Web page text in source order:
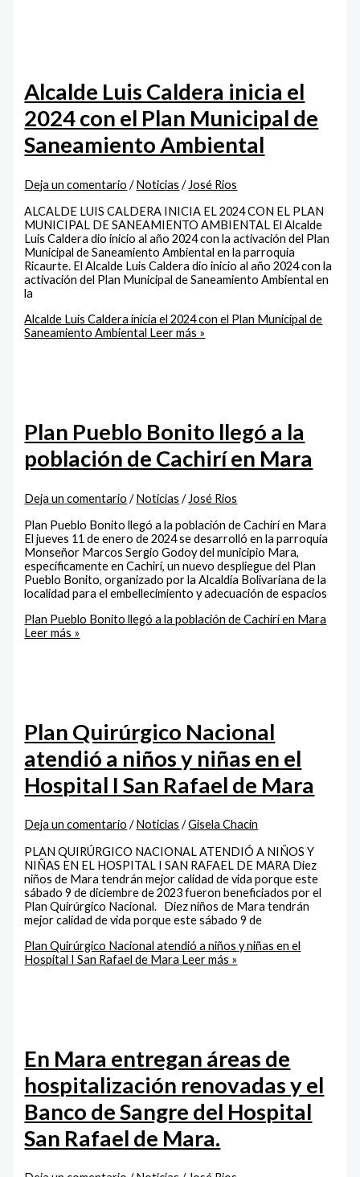
Alcalde Luis Caldera inicia el
2024 con el Plan Municipal de
Saneamiento Ambiental
Deja un comentario /Noticias / José Rios
ALCALDE LUIS CALDERA INICIA EL 2024 CON EL PLAN
MUNICIPAL DE SANEAMIENTO AMBIENTAL El Alcalde
Luis Caldera dio inicio al año 2024 con la activación del Plan
Municipal de Saneamiento Ambiental en la parroquia
Ricaurte. El Alcalde Luis Caldera dio inicio al año 2024 con la
activación del Plan Municipal de Saneamiento Ambiental en
la
Alcalde Luis Caldera inicia el 2024 con el Plan Municipal de
Saneamiento Ambiental Leer más »
Plan Pueblo Bonito llegó a la
población de Cachirí en Mara
Deja un comentario /Noticias / José Rios
Plan Pueblo Bonito llegó a la población de Cachirí en Mara
El jueves 11 de enero de 2024 se desarrolló en la parroquia
Monseñor Marcos Sergio Godoy del municipio Mara,
específicamente en Cachirí, un nuevo despliegue del Plan
Pueblo Bonito, organizado por la Alcaldía Bolivariana de la
localidad para el embellecimiento y adecuación de espacios
Plan Pueblo Bonito llegó a la población de Cachirí en Mara
Leer más »
Plan Quirúrgico Nacional
atendió a niños y niñas en el
Hospital I San Rafael de Mara
Deja un comentario / Noticias /Gisela Chacin
PLAN QUIRÚRGICO NACIONAL ATENDIÓ A NIÑOS Y
NIÑAS EN EL HOSPITAL I SAN RAFAEL DE MARA Diez
niños de Mara tendrán mejor calidad de vida porque este
sábado 9 de diciembre de 2023 fueron beneficiados por el
Plan Quirúrgico Nacional. Diez niños de Mara tendrán
mejor calidad de vida porque este sábado 9 de
Plan Quirúrgico Nacional atendió a niños y niñas en el
Hospital I San Rafael de Mara Leer más »
En Mara entregan áreas de
hospitalización renovadas y el
Banco de Sangre del Hospital
San Rafael de Mara.